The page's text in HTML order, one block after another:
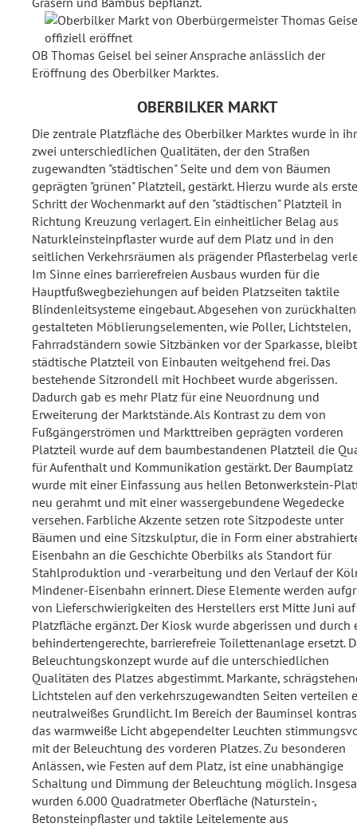
OB Thomas Geisel bei seiner Ansprache anlässlich der
Eröffnung des Oberbilker Marktes.
OBERBILKER MARKT
Die zentrale Platzfläche des Oberbilker Marktes wurde in
zwei unterschiedlichen Qualitäten, der den Straßen
zugewandten "städtischen" Seite und dem von Bäumen
geprägten "grünen" Platzteil, gestärkt. Hierzu wurde als
Schritt der Wochenmarkt auf den "städtischen" Platzteil in
Richtung Kreuzung verlagert. Ein einheitlicher Belag aus
Naturkleinsteinpflaster wurde auf dem Platz und in den
seitlichen Verkehrsräumen als prägender Pflasterbelag
Im Sinne eines barrierefreien Ausbaus wurden für die
Hauptfußwegbeziehungen auf beiden Platzseiten taktile
Blindenleitsysteme eingebaut. Abgesehen von
gestalteten Möblierungselementen, wie Poller, Lichtstelen,
Fahrradständern sowie Sitzbänken vor der Sparkasse,
städtische Platzteil von Einbauten weitgehend frei. Das
bestehende Sitzrondell mit Hochbeet wurde abgerissen.
Dadurch gab es mehr Platz für eine Neuordnung und
Erweiterung der Marktstände. Als Kontrast zu dem von
Fußgängerströmen und Markttreiben geprägten vorderen
Platzteil wurde auf dem baumbestandenen Platzteil die
für Aufenthalt und Kommunikation gestärkt. Der Baumplatz
wurde mit einer Einfassung aus hellen Betonwerkstein-
neu gerahmt und mit einer wassergebundene Wegedecke
versehen. Farbliche Akzente setzen rote Sitzpodeste unter
Bäumen und eine Sitzskulptur, die in Form einer
Eisenbahn an die Geschichte Oberbilks als Standort für
Stahlproduktion und -verarbeitung und den Verlauf der
Mindener-Eisenbahn erinnert. Diese Elemente werden
von Lieferschwierigkeiten des Herstellers erst Mitte Juni
Platzfläche ergänzt. Der Kiosk wurde abgerissen und durch
behindertengerechte, barrierefreie Toilettenanlage ersetzt.
Beleuchtungskonzept wurde auf die unterschiedlichen
Qualitäten des Platzes abgestimmt. Markante,
Lichtstelen auf den verkehrszugewandten Seiten verteilen
neutralweißes Grundlicht. Im Bereich der Bauminsel
das warmweiße Licht abgependelter Leuchten
mit der Beleuchtung des vorderen Platzes. Zu besonderen
Anlässen, wie Festen auf dem Platz, ist eine unabhängige
Schaltung und Dimmung der Beleuchtung möglich.
wurden 6.000 Quadratmeter Oberfläche (Naturstein-,
Betonsteinpflaster und taktile Leitelemente aus